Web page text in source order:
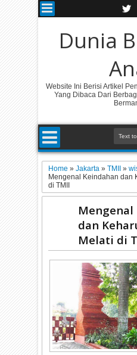
Dunia
Website Ini Berisi Artikel
Yang Dibaca Dari
Home»Jakarta»TMII»
Mengenal Keindahan dan
di TMII
Mengenal
dan
Melati di